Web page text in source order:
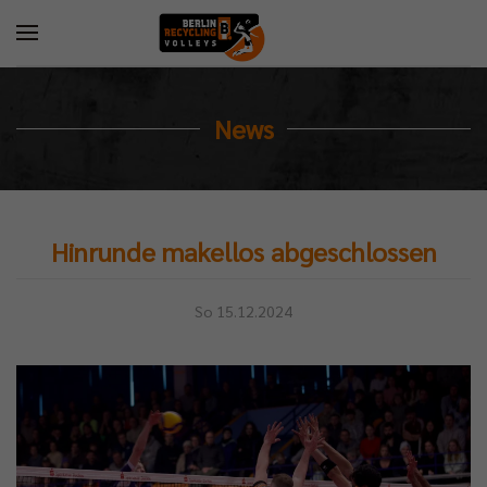
News
Hinrunde makellos abgeschlossen
So 15.12.2024